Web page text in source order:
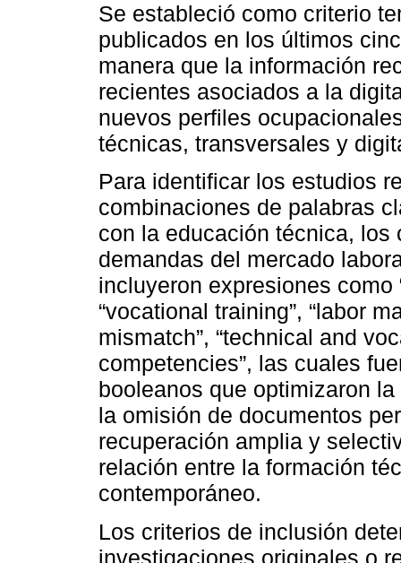
Se estableció como criterio
publicados en los últimos
manera que la información
recientes asociados a la
nuevos perfiles
técnicas, transversales y
Para identificar los estudios
combinaciones de palabras
con la educación técnica,
demandas del mercado
incluyeron expresiones como
“vocational training”, “labor
mismatch”, “technical and
competencies”, las cuales
booleanos que optimizaron
la omisión de documentos
recuperación amplia y
relación entre la formación
contemporáneo.
Los criterios de inclusión
investigaciones originales o